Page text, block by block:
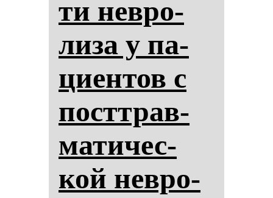
ти нев­ро­
ли­за у па­
ци­ен­тов с
посттрав­
ма­ти­чес­
кой нев­ро­